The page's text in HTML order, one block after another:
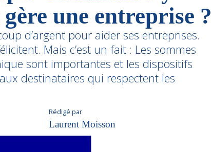
une entreprise ?
d’argent pour aider ses entreprises.
Mais c’est un fait : Les sommes
sont importantes et les dispositifs
destinataires qui respectent les
Rédigé par
Laurent Moisson